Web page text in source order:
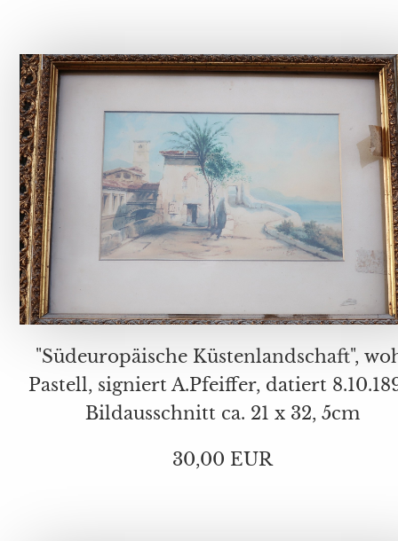
"Südeuropäische Küstenlandschaft", wohl
Pastell, signiert A.Pfeiffer, datiert 8.10.1899,
Bildausschnitt ca. 21 x 32, 5cm
30,00 EUR